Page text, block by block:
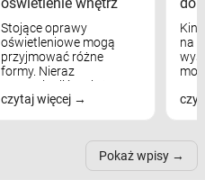
Stojące oprawy
oświetleniowe mogą
przyjmować różne
formy. Nieraz
wspominaliśmy już
modele na łukowych
nich może przydać się w
czytaj więcej
na
Pokaż wpisy